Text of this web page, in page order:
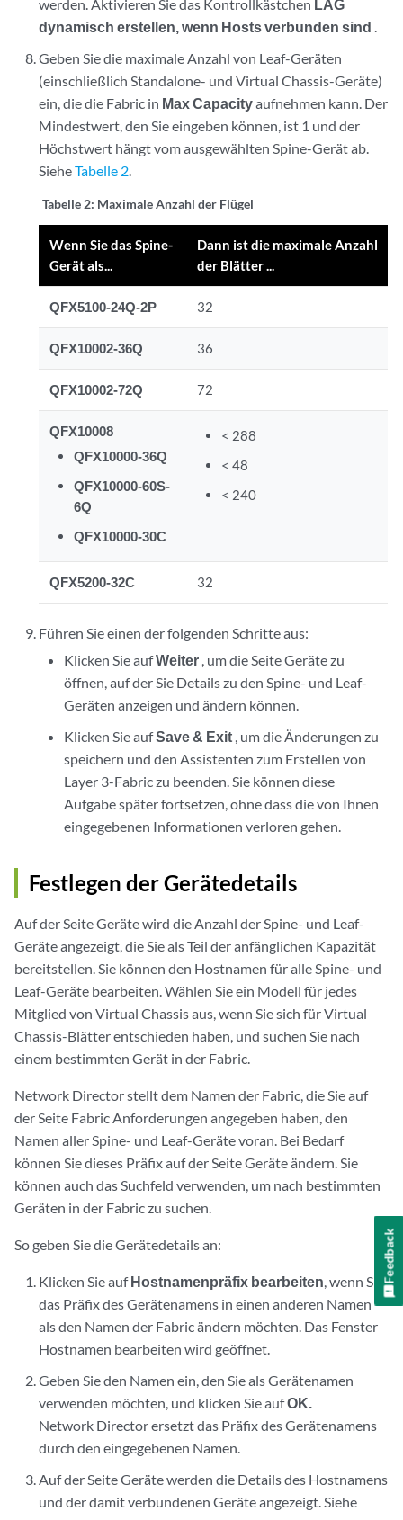
werden. Aktivieren Sie das Kontrollkästchen LAG
dynamisch erstellen, wenn Hosts verbunden sind .
Geben Sie die maximale Anzahl von Leaf-Geräten
(einschließlich Standalone- und Virtual Chassis-Geräte)
ein, die die Fabric in Max Capacityaufnehmen kann. Der
Mindestwert, den Sie eingeben können, ist 1 und der
Höchstwert hängt vom ausgewählten Spine-Gerät ab.
SieheTabelle 2.
Tabelle 2: Maximale Anzahl der Flügel
Wenn Sie das Spine-
Gerät als...
Dann ist die maximale Anzahl
der Blätter ...
QFX5100-24Q-2P 32
QFX10002-36Q 36
QFX10002-72Q 72
QFX10008
QFX10000-36Q
QFX10000-60S-
6Q
QFX10000-30C
< 288
< 48
< 240
QFX5200-32C 32
Führen Sie einen der folgenden Schritte aus:
Klicken Sie aufWeiter, um die Seite Geräte zu
öffnen, auf der Sie Details zu den Spine- und Leaf-
Geräten anzeigen und ändern können.
Klicken Sie aufSave & Exit, um die Änderungen zu
speichern und den Assistenten zum Erstellen von
Layer 3-Fabric zu beenden. Sie können diese
Aufgabe später fortsetzen, ohne dass die von Ihnen
eingegebenen Informationen verloren gehen.
Festlegen der Gerätedetails
Auf der Seite Geräte wird die Anzahl der Spine- und Leaf-
Geräte angezeigt, die Sie als Teil der anfänglichen Kapazität
bereitstellen. Sie können den Hostnamen für alle Spine- und
Leaf-Geräte bearbeiten. Wählen Sie ein Modell für jedes
Mitglied von Virtual Chassis aus, wenn Sie sich für Virtual
Chassis-Blätter entschieden haben, und suchen Sie nach
einem bestimmten Gerät in der Fabric.
Network Director stellt dem Namen der Fabric, die Sie auf
der Seite Fabric Anforderungen angegeben haben, den
Namen aller Spine- und Leaf-Geräte voran. Bei Bedarf
können Sie dieses Präfix auf der Seite Geräte ändern. Sie
können auch das Suchfeld verwenden, um nach bestimmten
Geräten in der Fabric zu suchen.
So geben Sie die Gerätedetails an:
Klicken Sie aufHostnamenpräfix bearbeiten, wenn Sie
das Präfix des Gerätenamens in einen anderen Namen
als den Namen der Fabric ändern möchten. Das Fenster
Hostnamen bearbeiten wird geöffnet.
Geben Sie den Namen ein, den Sie als Gerätenamen
verwenden möchten, und klicken Sie aufOK.
Network Director ersetzt das Präfix des Gerätenamens
durch den eingegebenen Namen.
Auf der Seite Geräte werden die Details des Hostnamens
und der damit verbundenen Geräte angezeigt. Siehe
Feedback